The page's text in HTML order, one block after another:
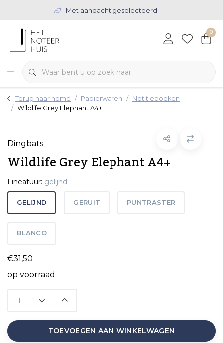
Met aandacht geselecteerd
0
Terug naar home Papierwaren
Notitieboeken
Wildlife Grey Elephant A4+
Dingbats
Wildlife Grey Elephant A4+
Lineatuur: gelijnd
GELIJND GERUIT PUNTRASTER
BLANCO
€31,50
op voorraad
TOEVOEGEN AAN WINKELWAGEN